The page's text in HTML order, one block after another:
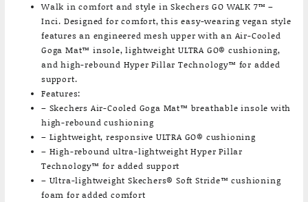
Walk in comfort and style in Skechers GO WALK 7™ –
Inci. Designed for comfort, this easy-wearing vegan style
features an engineered mesh upper with an Air-Cooled
Goga Mat™ insole, lightweight ULTRA GO® cushioning,
and high-rebound Hyper Pillar Technology™ for added
support.
Features:
– Skechers Air-Cooled Goga Mat™ breathable insole with
high-rebound cushioning
– Lightweight, responsive ULTRA GO® cushioning
– High-rebound ultra-lightweight Hyper Pillar
Technology™ for added support
– Ultra-lightweight Skechers® Soft Stride™ cushioning
foam for added comfort